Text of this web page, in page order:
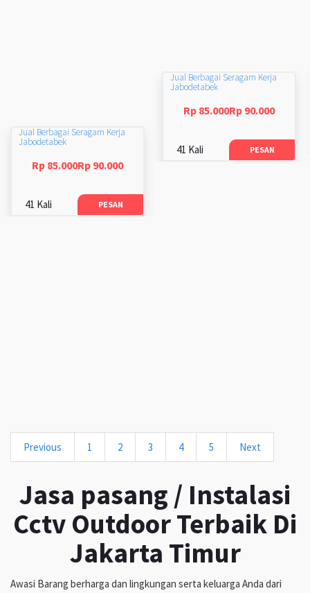
Jual Berbagai Seragam Kerja
Jabodetabek
Rp 85.000Rp 90.000
41 Kali PESAN
Jual Berbagai Seragam Kerja
Jabodetabek
Rp 85.000Rp 90.000
41 Kali PESAN
Previous 1 2 3 4 5 Next
Jasa pasang / Instalasi
Cctv Outdoor Terbaik Di
Jakarta Timur
Awasi Barang berharga dan lingkungan serta keluarga Anda dari